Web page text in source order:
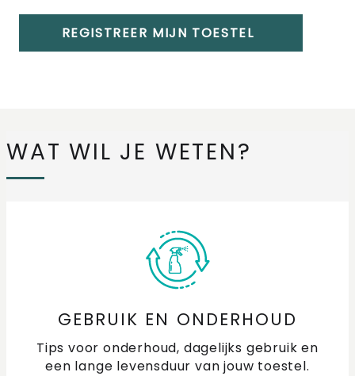
REGISTREER MIJN TOESTEL
WAT WIL JE WETEN?
GEBRUIK EN ONDERHOUD
Tips voor onderhoud, dagelijks gebruik en
een lange levensduur van jouw toestel.